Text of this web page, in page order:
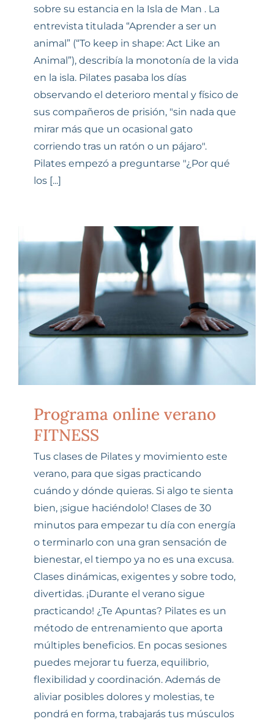
sobre su estancia en la Isla de Man . La
entrevista titulada “Aprender a ser un
animal” (“To keep in shape: Act Like an
Animal”), describía la monotonía de la vida
en la isla. Pilates pasaba los días
observando el deterioro mental y físico de
sus compañeros de prisión, "sin nada que
mirar más que un ocasional gato
corriendo tras un ratón o un pájaro".
Pilates empezó a preguntarse "¿Por qué
los [...]
Programa online verano
FITNESS
Tus clases de Pilates y movimiento este
verano, para que sigas practicando
cuándo y dónde quieras. Si algo te sienta
bien, ¡sigue haciéndolo! Clases de 30
minutos para empezar tu día con energía
o terminarlo con una gran sensación de
bienestar, el tiempo ya no es una excusa.
Clases dinámicas, exigentes y sobre todo,
divertidas. ¡Durante el verano sigue
practicando! ¿Te Apuntas? Pilates es un
método de entrenamiento que aporta
múltiples beneficios. En pocas sesiones
puedes mejorar tu fuerza, equilibrio,
flexibilidad y coordinación. Además de
aliviar posibles dolores y molestias, te
pondrá en forma, trabajarás tus músculos